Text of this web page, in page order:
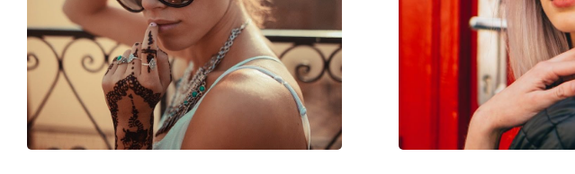
Код:
0PR 17US CDK214 53